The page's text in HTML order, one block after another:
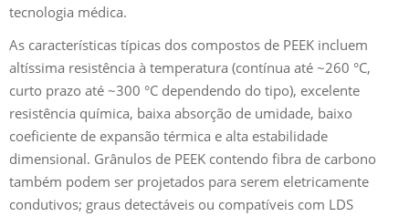
tecnologia médica.
As características típicas dos compostos de PEEK incluem
altíssima resistência à temperatura (contínua até ~260 °C,
curto prazo até ~300 °C dependendo do tipo), excelente
resistência química, baixa absorção de umidade, baixo
coeficiente de expansão térmica e alta estabilidade
dimensional. Grânulos de PEEK contendo fibra de carbono
também podem ser projetados para serem eletricamente
condutivos; graus detectáveis ou compatíveis com LDS